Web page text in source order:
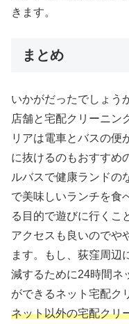
きます。
まとめ
いかがだったでしょう
店舗と宅配クリーニン
リアは電車とバスの便
に抜けるのもおすすめ
ルバスで健康ランドの
で美味しいランチを食
る目的で遊びに行くこ
アクセスも良いのでや
ます。もし、荻窪周辺
減するために24時間ネ
ができるネット宅配ク
ネット以外の宅配クリ